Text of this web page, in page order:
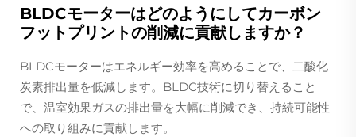
BLDCモーターはどのようにしてカーボン
フットプリントの削減に貢献しますか？
BLDCモーターはエネルギー効率を高めることで、二酸化
炭素排出量を低減します。BLDC技術に切り替えること
で、温室効果ガスの排出量を大幅に削減でき、持続可能性
への取り組みに貢献します。